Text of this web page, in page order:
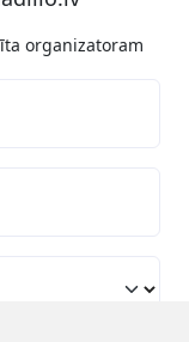
organizatoram